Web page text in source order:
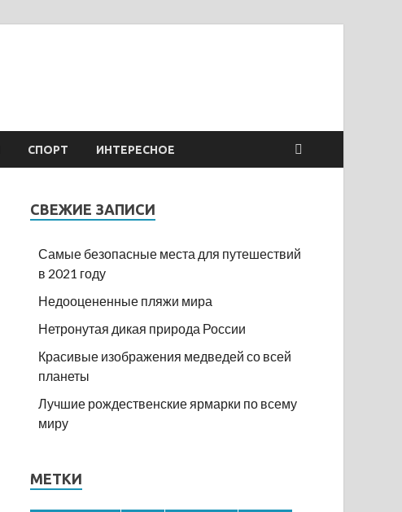
СПОРТ ИНТЕРЕСНОЕ
СВЕЖИЕ ЗАПИСИ
Самые безопасные места для путешествий
в 2021 году
Недооцененные пляжи мира
Нетронутая дикая природа России
Красивые изображения медведей со всей
планеты
Лучшие рождественские ярмарки по всему
миру
МЕТКИ